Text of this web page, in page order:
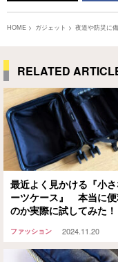
HOME ガジェット 夜道や防災に
RELATED
最近よく見かける『小
ーツケース』 本当に
のか実際に試してみた！
ファッション 2024.11.20